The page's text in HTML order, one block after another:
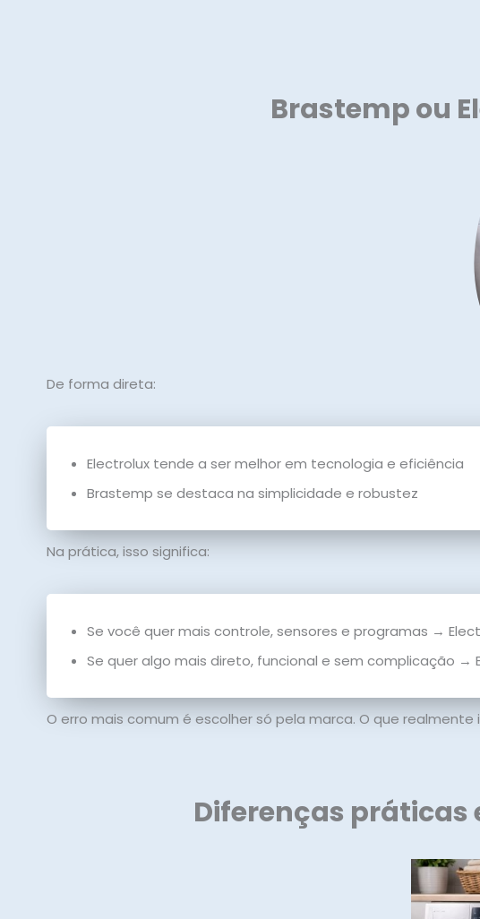
Brastemp ou
De forma direta:
Electrolux tende a ser melhor em tecnologia e eficiência
Brastemp se destaca na simplicidade e robustez
Na prática, isso significa:
Se você quer mais controle, sensores e programas →
Se quer algo mais direto, funcional e sem complicação →
O erro mais comum é escolher só pela marca. O que
Diferenças práticas